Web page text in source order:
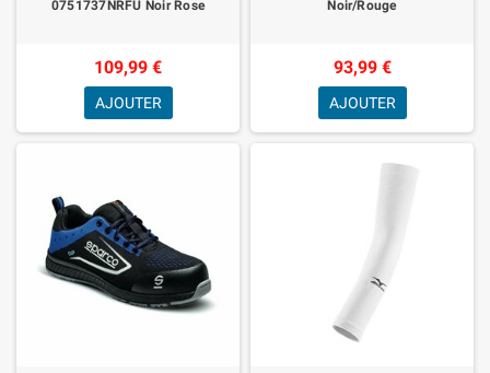
0751737NRFU Noir Rose
109,99 €
AJOUTER
Noir/Rouge
93,99 €
AJOUTER